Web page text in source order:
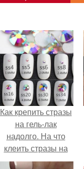
Как крепить стразы
на гель-лак
надолго. На что
клеить стразы на
ногти?